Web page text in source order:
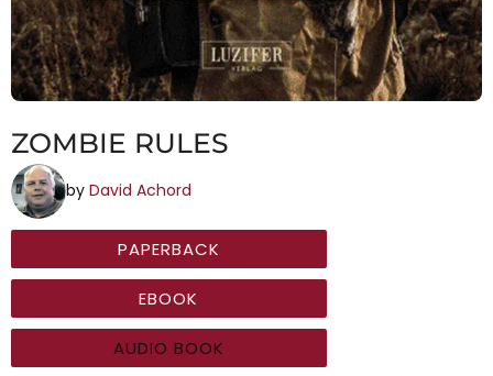
ZOMBIE RULES
by David Achord
PAPERBACK
EBOOK
AUDIO BOOK